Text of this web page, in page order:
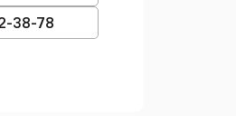
38-78